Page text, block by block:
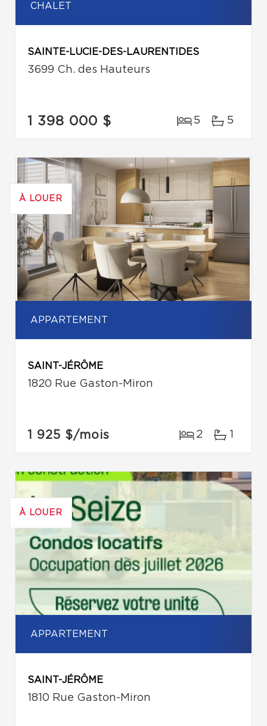
CHALET
SAINTE-LUCIE-DES-LAURENTIDES
3699 Ch. des Hauteurs
1 398 000 $ 5 5
À LOUER
APPARTEMENT
SAINT-JÉRÔME
1820 Rue Gaston-Miron
1 925 $/mois 2 1
À LOUER
APPARTEMENT
SAINT-JÉRÔME
1810 Rue Gaston-Miron